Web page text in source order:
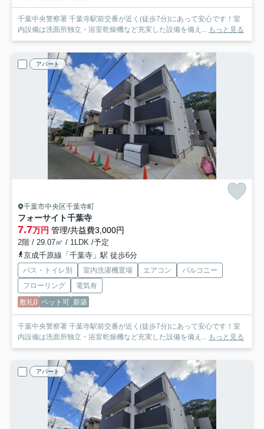
千葉中央警察署 千葉寺駅前交番が近く(徒歩7分)にあって安心です！室
内設備は洗面所独立・浴室乾燥機など充実した設備を備え... もっと見る
アパート
千葉市中央区千葉寺町
フォーサイト千葉寺
7.7万円 管理/共益費3,000円
2階 / 29.07㎡ / 1LDK /予定
京成千原線「千葉寺」駅 徒歩6分
バス・トイレ別 室内洗濯機置場 エアコン
バルコニー
フローリング
電気有
敷礼0 ペット可 新築
千葉中央警察署 千葉寺駅前交番が近く(徒歩7分)にあって安心です！室
内設備は洗面所独立・浴室乾燥機など充実した設備を備え... もっと見る
アパート